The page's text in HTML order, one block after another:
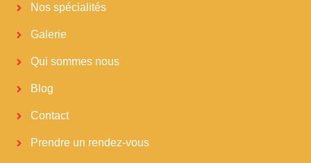
Nos spécialités
Galerie
Qui sommes nous
Blog
Contact
Prendre un rendez-vous